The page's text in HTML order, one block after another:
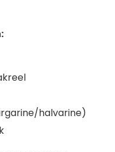
halvarine)